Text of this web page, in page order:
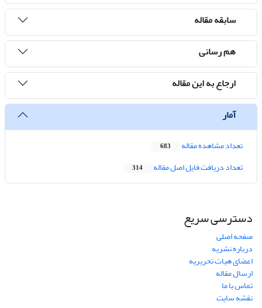
سابقه مقاله
هم رسانی
ارجاع به این مقاله
آمار
تعداد مشاهده مقاله 683
تعداد دریافت فایل اصل مقاله 314
دسترسی سریع
صفحه اصلی
درباره نشریه
اعضای هیات تحریریه
ارسال مقاله
تماس با ما
نقشه سایت